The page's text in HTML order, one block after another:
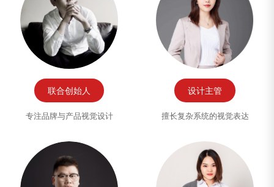
联合创始人
专注品牌与产品视觉设计
设计主管
擅长复杂系统的视觉表达